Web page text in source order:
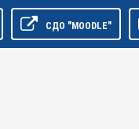
СДО "MOODLE"